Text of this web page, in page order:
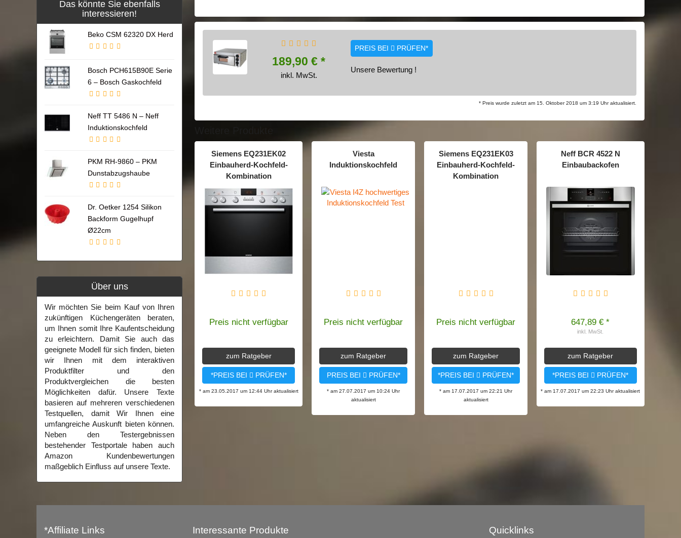
Das könnte Sie ebenfalls
interessieren!
Beko CSM 62320 DX Herd
Bosch PCH615B90E Serie
6 – Bosch Gaskochfeld
Neff TT 5486 N – Neff
Induktionskochfeld
PKM RH-9860 – PKM
Dunstabzugshaube
Dr. Oetker 1254 Silikon
Backform Gugelhupf
Ø22cm
Über uns
Wir möchten Sie beim Kauf von Ihren
zukünftigen Küchengeräten beraten,
um Ihnen somit Ihre Kaufentscheidung
zu erleichtern. Damit Sie auch das
geeignete Modell für sich finden, bieten
wir Ihnen mit dem interaktiven
Produktfilter und den
Produktvergleichen die besten
Möglichkeiten dafür. Unsere Texte
basieren auf mehreren verschiedenen
Testquellen, damit Wir Ihnen eine
umfangreiche Auskunft bieten können.
Neben den Testergebnissen
bestehender Testportale haben auch
Amazon Kundenbewertungen
maßgeblich Einfluss auf unsere Texte.
189,90 € *
inkl. MwSt.
PREIS BEI PRÜFEN*
Unsere Bewertung !
* Preis wurde zuletzt am 15. Oktober 2018 um 3:19 Uhr aktualisiert.
Siemens EQ231EK02
Einbauherd-Kochfeld-
Kombination
Preis nicht verfügbar
zum Ratgeber
*PREIS BEI PRÜFEN*
* am 23.05.2017 um 12:44 Uhr aktualisiert
Viesta
Induktionskochfeld
Preis nicht verfügbar
zum Ratgeber
PREIS BEI PRÜFEN*
* am 27.07.2017 um 10:24 Uhr
aktualisiert
Siemens EQ231EK03
Einbauherd-Kochfeld-
Kombination
Preis nicht verfügbar
zum Ratgeber
*PREIS BEI PRÜFEN*
* am 17.07.2017 um 22:21 Uhr
aktualisiert
Neff BCR 4522 N
Einbaubackofen
647,89 € *
inkl. MwSt.
zum Ratgeber
*PREIS BEI PRÜFEN*
* am 17.07.2017 um 22:23 Uhr aktualisiert
*Affiliate Links Interessante Produkte Quicklinks